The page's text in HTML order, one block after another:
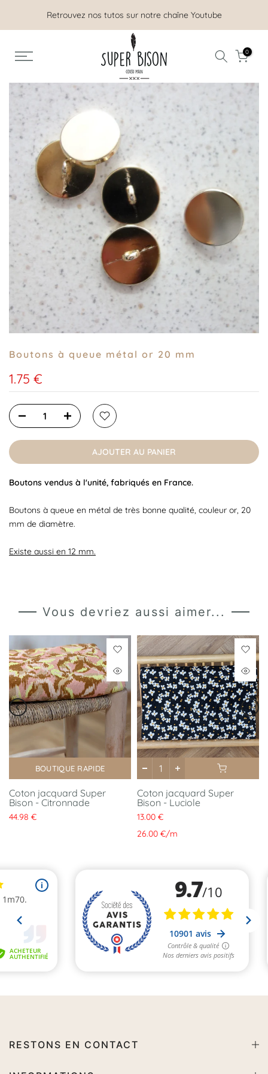
Retrouvez nos tutos sur notre chaîne Youtube
0
Boutons à queue métal or 20 mm
1.75 €
AJOUTER AU PANIER
Boutons vendus à l'unité, fabriqués en France.
Boutons à queue en métal de très bonne qualité, couleur or, 20
mm de diamètre.
Existe aussi en 12 mm.
Vous devriez aussi aimer...
BOUTIQUE RAPIDE
Coton jacquard Super
Bison - Citronnade
44.98 €
Coton jacquard Super
Bison - Luciole
13.00 €
26.00 €/m
RESTONS EN CONTACT